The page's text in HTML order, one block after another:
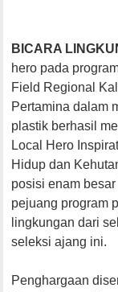
BICARA
hero pada
Field Regional
Pertamina dalam
plastik berhasil
Local Hero
Hidup dan
posisi enam
pejuang program
lingkungan dari
seleksi ajang ini.
Penghargaan